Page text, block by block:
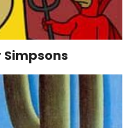
Simpsons